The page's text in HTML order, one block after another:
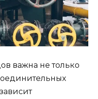
важна не только